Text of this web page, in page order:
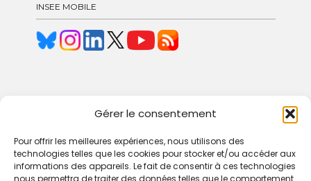
Gérer le consentement
Pour offrir les meilleures expériences, nous utilisons des
technologies telles que les cookies pour stocker et/ou accéder aux
informations des appareils. Le fait de consentir à ces technologies
nous permettra de traiter des données telles que le comportement
INSEE MOBILE